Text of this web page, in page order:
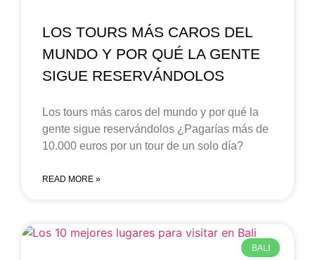
LOS TOURS MÁS CAROS DEL
MUNDO Y POR QUÉ LA GENTE
SIGUE RESERVÁNDOLOS
Los tours más caros del mundo y por qué la
gente sigue reservándolos ¿Pagarías más de
10.000 euros por un tour de un solo día?
READ MORE »
BALI